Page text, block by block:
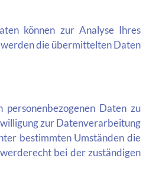
können zur Analyse Ihres
die übermittelten Daten
Daten zu
zur Datenverarbeitung
bestimmten Umständen die
bei der zuständigen